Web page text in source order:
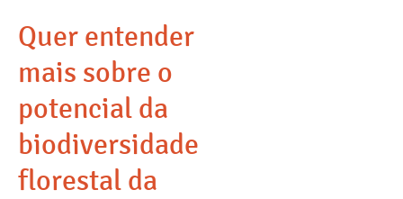
Quer entender
mais sobre o
potencial da
biodiversidade
florestal da